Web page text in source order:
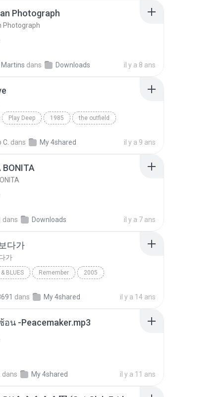
Photograph
Photograph
Martins dans Downloads il y a 8 ans
Play Deep 1985 the outfield
C. dans My 4shared il y a 9 ans
BONITA
dans Downloads il y a 7 ans
다가
가
BLUES Remember 2005
dans My 4shared il y a 14 ans
น -Peacemaker.mp3
dans My 4shared il y a 11 ans